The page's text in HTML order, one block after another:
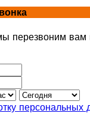
перезвоним вам
персональных